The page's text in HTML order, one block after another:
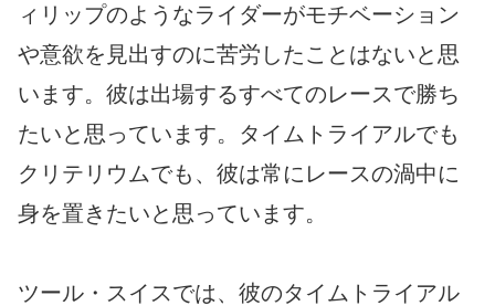
ィリップのようなライダーがモチベーション
や意欲を見出すのに苦労したことはないと思
います。彼は出場するすべてのレースで勝ち
たいと思っています。タイムトライアルでも
クリテリウムでも、彼は常にレースの渦中に
身を置きたいと思っています。
ツール・スイスでは、彼のタイムトライアル